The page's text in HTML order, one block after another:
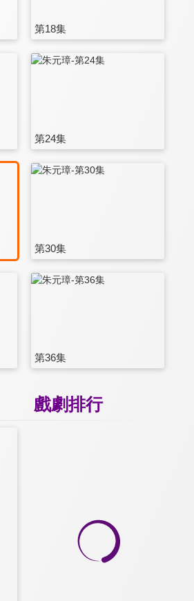
第18集
第24集
第30集
第36集
戲劇排行